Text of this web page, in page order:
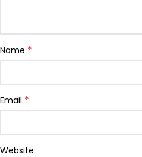
Name *
Email *
Website